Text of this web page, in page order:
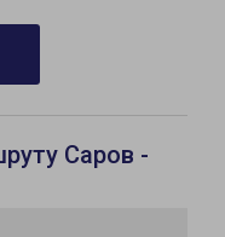
Саров -